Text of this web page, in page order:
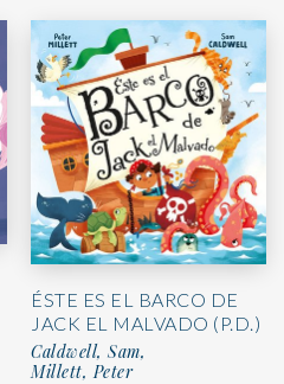
ÉSTE ES EL BARCO DE
JACK EL MALVADO (P.D.)
Caldwell, Sam,
Millett, Peter